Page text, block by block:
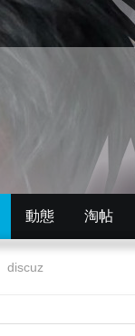
動態 淘帖
discuz